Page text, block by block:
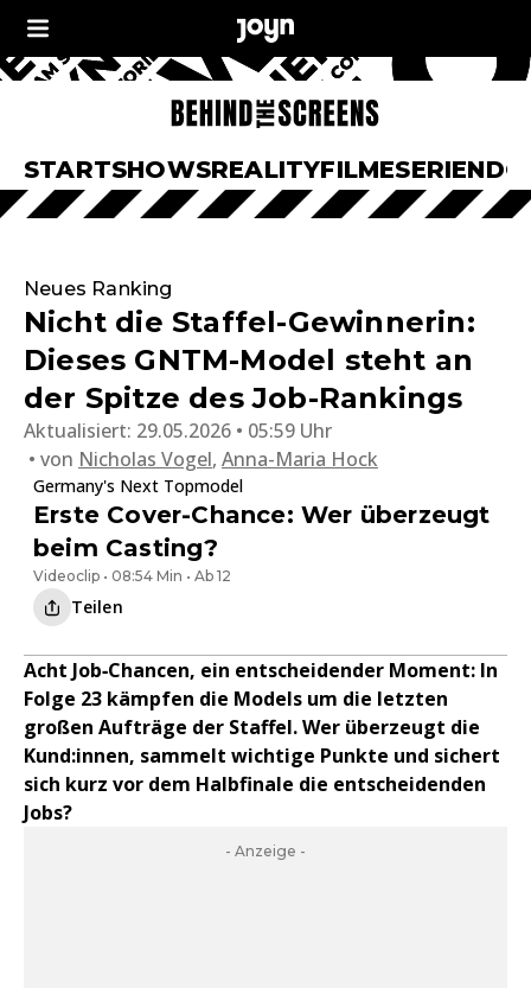
STARTSHOWSREALITYFILMESERIEN
Neues Ranking
Nicht die Staffel-Gewinnerin:
Dieses GNTM-Model steht an
der Spitze des Job-Rankings
Aktualisiert: 29.05.2026 • 05:59 Uhr
von Nicholas Vogel, Anna-Maria Hock
Germany's Next Topmodel
Erste Cover-Chance: Wer überzeugt
beim Casting?
Videoclip • 08:54 Min • Ab 12
Teilen
Acht Job‑Chancen, ein entscheidender Moment: In
Folge 23 kämpfen die Models um die letzten
großen Aufträge der Staffel. Wer überzeugt die
Kund:innen, sammelt wichtige Punkte und sichert
sich kurz vor dem Halbfinale die entscheidenden
Jobs?
- Anzeige -